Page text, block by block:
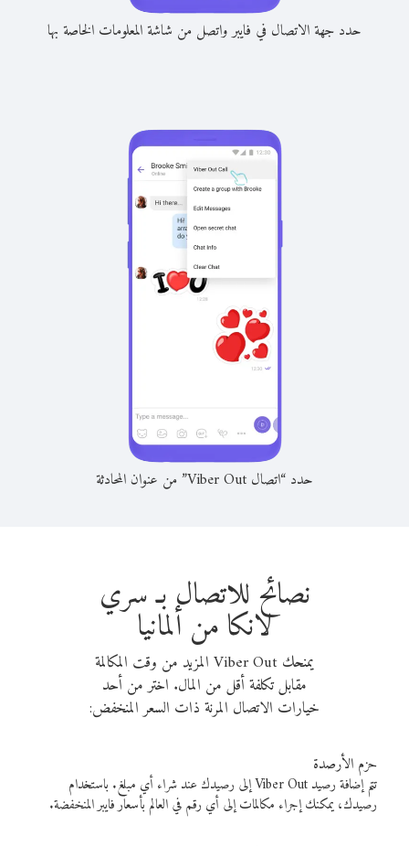
حدد جهة الاتصال في فايبر واتصل من شاشة المعلومات الخاصة بها
حدد “اتصال Viber Out” من عنوان المحادثة
نصائح للاتصال بـ سري
لانكا من ألمانيا
يمنحك Viber Out المزيد من وقت المكالمة
مقابل تكلفة أقل من المال. اختر من أحد
خيارات الاتصال المرنة ذات السعر المنخفض:
حزم الأرصدة
تتم إضافة رصيد Viber Out إلى رصيدك عند شراء أي مبلغ. باستخدام
رصيدك، يمكنك إجراء مكالمات إلى أي رقم في العالم بأسعار فايبر المنخفضة.